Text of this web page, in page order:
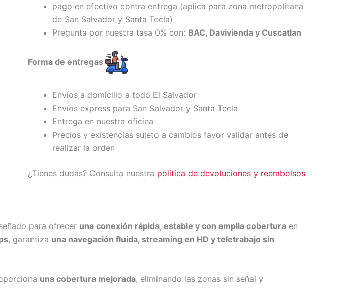
pago en efectivo contra entrega (aplica para zona metropolitana
de San Salvador y Santa Tecla)
Pregunta por nuestra tasa 0% con: BAC, Davivienda y Cuscatlan
Forma de entregas
Envíos a domicilio a todo El Salvador
Envíos express para San Salvador y Santa Tecla
Entrega en nuestra oficina
Precios y existencias sujeto a cambios favor validar antes de
realizar la orden
¿Tienes dudas? Consulta nuestra política de devoluciones y reembolsos
para ofrecer una conexión rápida, estable y con amplia cobertura en
, garantiza una navegación fluida, streaming en HD y teletrabajo sin
una cobertura mejorada, eliminando las zonas sin señal y